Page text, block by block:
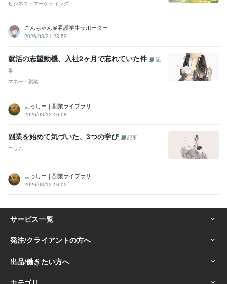
ビジネス・マーケティング
ごんちゃん＠看護学生サポーター
2026/03/21 23:59
就活の志望動機、入社2ヶ月で忘れていた件
記
事
マネー・副業
よっしー｜副業ライブラリ
2026/03/12 16:08
副業を始めて気づいた、3つの学び
記事
コラム
よっしー｜副業ライブラリ
2026/03/12 16:02